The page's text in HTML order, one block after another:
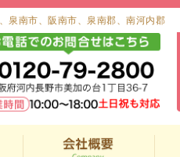
泉南市、阪南市、泉南郡、南河内郡